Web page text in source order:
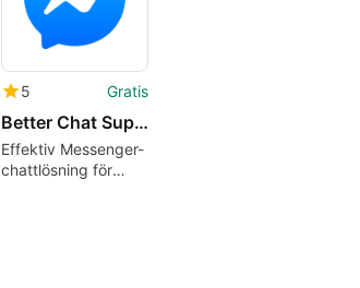
5 Gratis
Better Chat Support for Messenger
Effektiv Messenger-
chattlösning för